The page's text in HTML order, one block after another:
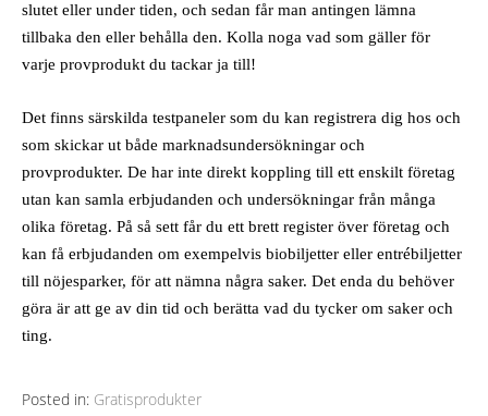
slutet eller under tiden, och sedan får man antingen lämna
tillbaka den eller behålla den. Kolla noga vad som gäller för
varje provprodukt du tackar ja till!
Det finns särskilda testpaneler som du kan registrera dig hos och
som skickar ut både marknadsundersökningar och
provprodukter. De har inte direkt koppling till ett enskilt företag
utan kan samla erbjudanden och undersökningar från många
olika företag. På så sett får du ett brett register över företag och
kan få erbjudanden om exempelvis biobiljetter eller entrébiljetter
till nöjesparker, för att nämna några saker. Det enda du behöver
göra är att ge av din tid och berätta vad du tycker om saker och
ting.
Posted in: Gratisprodukter